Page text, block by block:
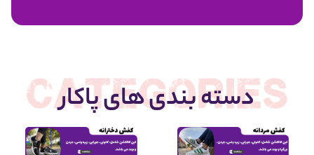
دسته بندی های پاکار